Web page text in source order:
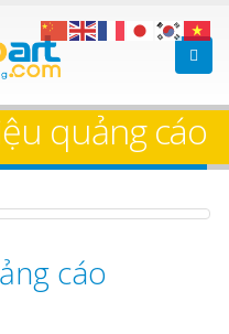
quảng cáo
cáo
Làm Biển
Làm bảng